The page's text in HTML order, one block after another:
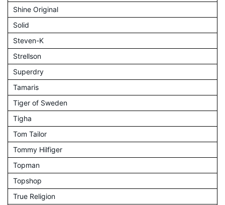
Shine Original
Solid
Steven-K
Strellson
Superdry
Tamaris
Tiger of Sweden
Tigha
Tom Tailor
Tommy Hilfiger
Topman
Topshop
True Religion